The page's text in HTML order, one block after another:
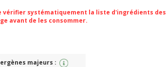
vérifier systématiquement la liste d'ingrédients des
avant de les consommer.
majeurs :